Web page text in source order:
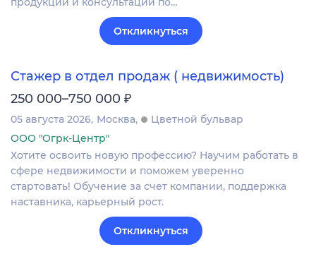
Откликнуться
Стажер в отдел продаж ( недвижимость)
250 000–750 000 ₽
05 августа 2026 Москва
Цветной бульвар
ООО "Огрк-Центр"
Хотите освоить новую профессию? Научим работать в
сфере недвижимости и поможем уверенно
стартовать! Обучение за счет компании, поддержка
наставника, карьерный рост.
Откликнуться